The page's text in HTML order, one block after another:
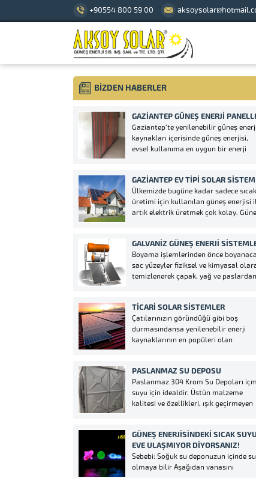
+90554 800 59 00
BİZDEN HABERLER
GAZIANTEP GÜNEŞ ENERJI
Gaziantep’te yenilenebilir güneş enerji
kaynakları içerisinde güneş enerjisi,
evsel kullanıma en uygun bir enerji
Güneş Kollektörleri vasıtası ile
evlerimizde şu amaçlar için
kullanabiliriz; 1– Evinizde kullanılan
suyun ısıtılması...
GAZİANTEP EV TİPİ SOLAR SİSTEM
Ülkemizde bugüne kadar sadece
üretimi için kullanılan güneş enerjisi
artık elektrik üretmek çok kolay.
fiyatlarının düşmesi ile dünya
özellikle gelişmiş ülkelerde hızla
yaygınlaşmaktadır. Çatısı müsait
GALVANIZ GÜNEŞ ENERJI
Boyama işlemlerinden önce
sac yüzeyler fiziksel ve kimyasal
temizlenerek çapak, yağ ve paslardan
fırına sokularak 50 u kalınlığında
homojen bir koruyucu boya tabakası
elde edilir. Boya...
TİCARİ SOLAR SİSTEMLER
Çatılarınızın göründüğü gibi boş
durmasındansa yenilenebilir enerji
kaynaklarının en popüleri olan
enerji ihtiyacınızı karşılayabilirsiniz.
ay elektrik faturası öder gibi veya
düşük bir ödeme planı ile sistemin
taksitlerini ödeyerek anında tasarruf...
PASLANMAZ SU DEPOSU
Paslanmaz 304 Krom Su Depoları
suyu için idealdir. Üstün malzeme
kalitesi ve özellikleri, ışık geçirmeyen
mantar ve alg gelişimi
görülemez.Paslanmaz su depoları,
plastik tabanlı malzemelerde bulunan
kanserojen...
GÜNEŞ ENERJISINDEKI SICAK
EVE ULAŞMIYOR DIYORSANIZ!
Sebebi: Soğuk su deponuzun içinde su
olmaya bilir Aşağıdan vanasını